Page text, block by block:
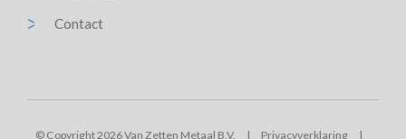
Contact
© Copyright 2026 Van Zetten Metaal B.V. | Privacyverklaring |